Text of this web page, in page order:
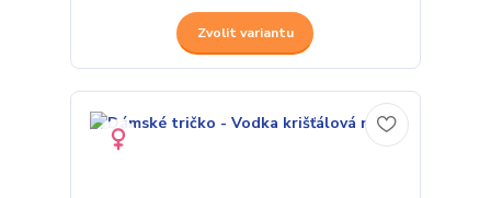
Zvolit variantu